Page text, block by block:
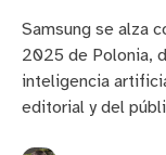
Samsung se alza
2025 de Polonia,
inteligencia
editorial y del